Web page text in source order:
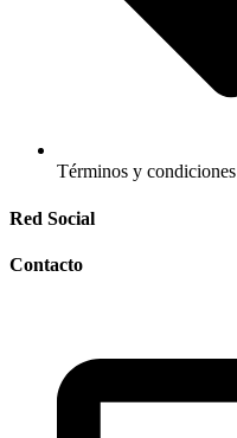
Términos y condiciones
Red Social
Contacto